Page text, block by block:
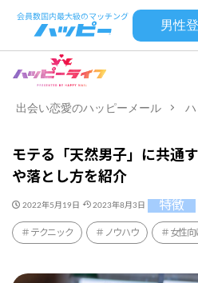
男性
出会い恋愛のハッピーメール
モテる「天然男子」に共通
や落とし方を紹介
2022年5月19日 2023年8月3日 特徴
テクニック ノウハウ 女性向